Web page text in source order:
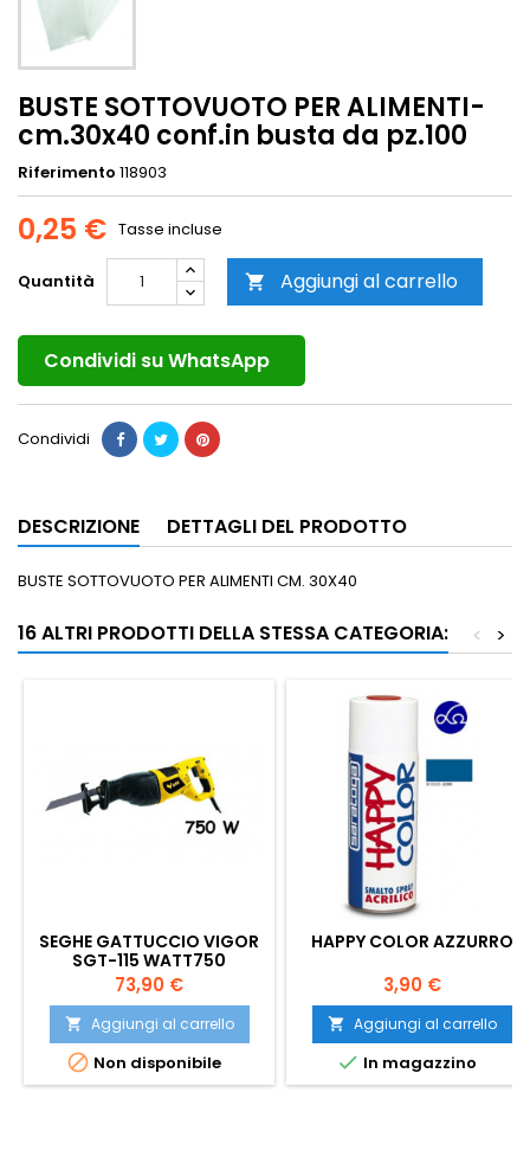
BUSTE SOTTOVUOTO PER ALIMENTI-
cm.30x40 conf.in busta da pz.100
Riferimento 118903
0,25 € Tasse incluse
Quantità  Aggiungi al carrello
Condividi su WhatsApp
Condividi
DESCRIZIONE DETTAGLI DEL PRODOTTO
BUSTE SOTTOVUOTO PER ALIMENTI CM. 30X40
16 ALTRI PRODOTTI DELLA STESSA CATEGORIA: >
<
SEGHE GATTUCCIO VIGOR
SGT-115 WATT750
Prezzo
73,90 €
 Aggiungi al carrello
 Non disponibile
HAPPY COLOR AZZURRO
Prezzo
3,90 €
 Aggiungi al carrello
 In magazzino